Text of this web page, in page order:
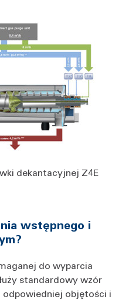
dekantacyjnej Z4E
wstępnego i
do wyparcia
standardowy wzór
objętości i